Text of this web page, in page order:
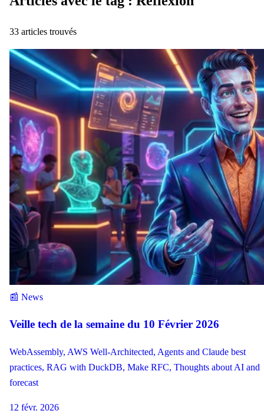
33 articles trouvés
📰 News
Veille tech de la semaine du 10 Février 2026
WebAssembly, AWS Well-Architected, Agents and Claude best
practices, RAG with DuckDB, Make RFC, Thoughts about AI and
forecast
12 févr. 2026